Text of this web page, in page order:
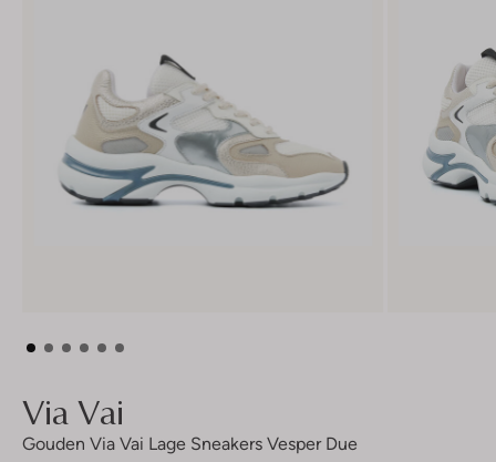
Via Vai
Gouden Via Vai Lage Sneakers Vesper Due